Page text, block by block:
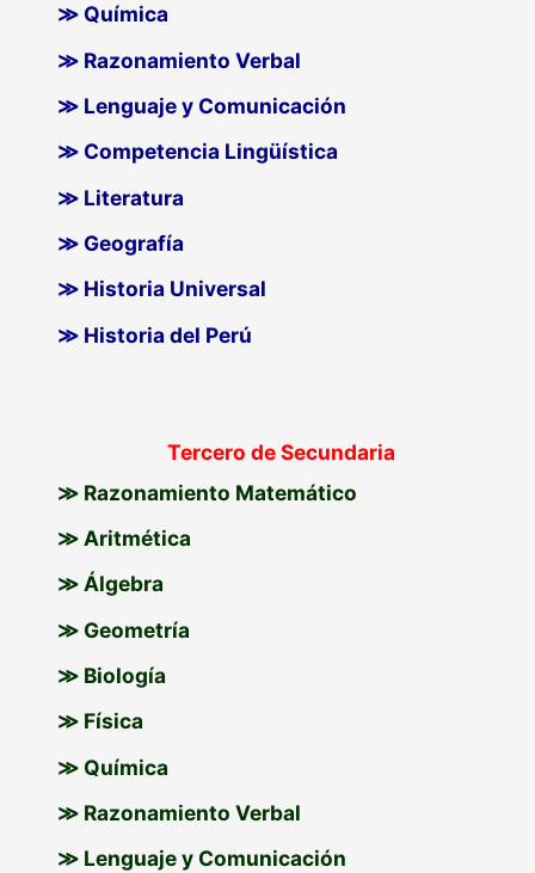
≫ Química
≫ Razonamiento Verbal
≫ Lenguaje y Comunicación
≫ Competencia Lingüística
≫ Literatura
≫ Geografía
≫ Historia Universal
≫ Historia del Perú
Tercero de Secundaria
≫ Razonamiento Matemático
≫ Aritmética
≫ Álgebra
≫ Geometría
≫ Biología
≫ Física
≫ Química
≫ Razonamiento Verbal
≫ Lenguaje y Comunicación